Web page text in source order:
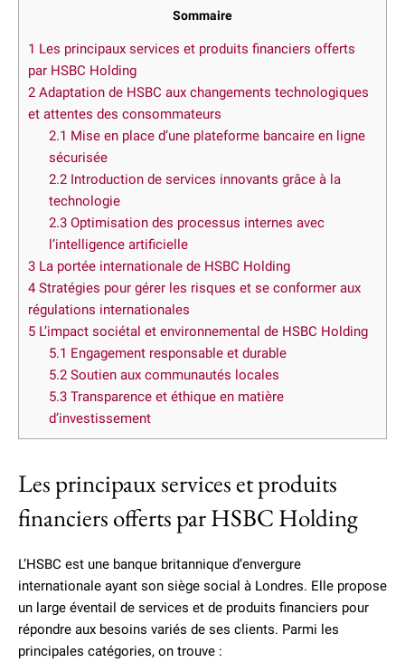
Sommaire
1 Les principaux services et produits financiers offerts
par HSBC Holding
2 Adaptation de HSBC aux changements technologiques
et attentes des consommateurs
2.1 Mise en place d’une plateforme bancaire en ligne
sécurisée
2.2Introduction de services innovants grâce à la
technologie
2.3Optimisation des processus internes avec
l’intelligence artificielle
3 La portée internationale de HSBC Holding
4 Stratégies pour gérer les risques et se conformer aux
régulations internationales
5 L’impact sociétal et environnemental de HSBC Holding
5.1 Engagement responsable et durable
5.2Soutien aux communautés locales
5.3Transparence et éthique en matière
d’investissement
Les principaux services et produits
financiers offerts par HSBC Holding
L’HSBC est une banque britannique d’envergure
internationale ayant son siège social à Londres. Elle propose
un large éventail de services et de produits financiers pour
répondre aux besoins variés de ses clients. Parmi les
principales catégories, on trouve :